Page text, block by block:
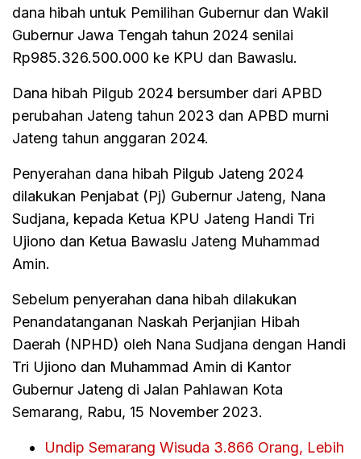
dana hibah untuk Pemilihan Gubernur dan Wakil
Gubernur Jawa Tengah tahun 2024 senilai
Rp985.326.500.000 ke KPU dan Bawaslu.
Dana hibah Pilgub 2024 bersumber dari APBD
perubahan Jateng tahun 2023 dan APBD murni
Jateng tahun anggaran 2024.
Penyerahan dana hibah Pilgub Jateng 2024
dilakukan Penjabat (Pj) Gubernur Jateng, Nana
Sudjana, kepada Ketua KPU Jateng Handi Tri
Ujiono dan Ketua Bawaslu Jateng Muhammad
Amin.
Sebelum penyerahan dana hibah dilakukan
Penandatanganan Naskah Perjanjian Hibah
Daerah (NPHD) oleh Nana Sudjana dengan Handi
Tri Ujiono dan Muhammad Amin di Kantor
Gubernur Jateng di Jalan Pahlawan Kota
Semarang, Rabu, 15 November 2023.
Undip Semarang Wisuda 3.866 Orang, Lebih